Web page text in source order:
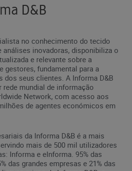
D&B
no conhecimento do tecido
análises inovadoras, disponibiliza o
e relevante sobre a
gestores, fundamental para a
dos seus clientes. A Informa D&B
rede mundial de informação
Network, com acesso aos
de agentes económicos em
da Informa D&B é a mais
mais de 500 mil utilizadores
Informa e eInforma. 95% das
das grandes empresas e 21% das